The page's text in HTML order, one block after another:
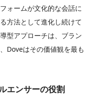
ォームが文化的な会話に
方法として進化し続けて
型アプローチは、ブラン
Doveはその価値観を最も
エンサーの役割